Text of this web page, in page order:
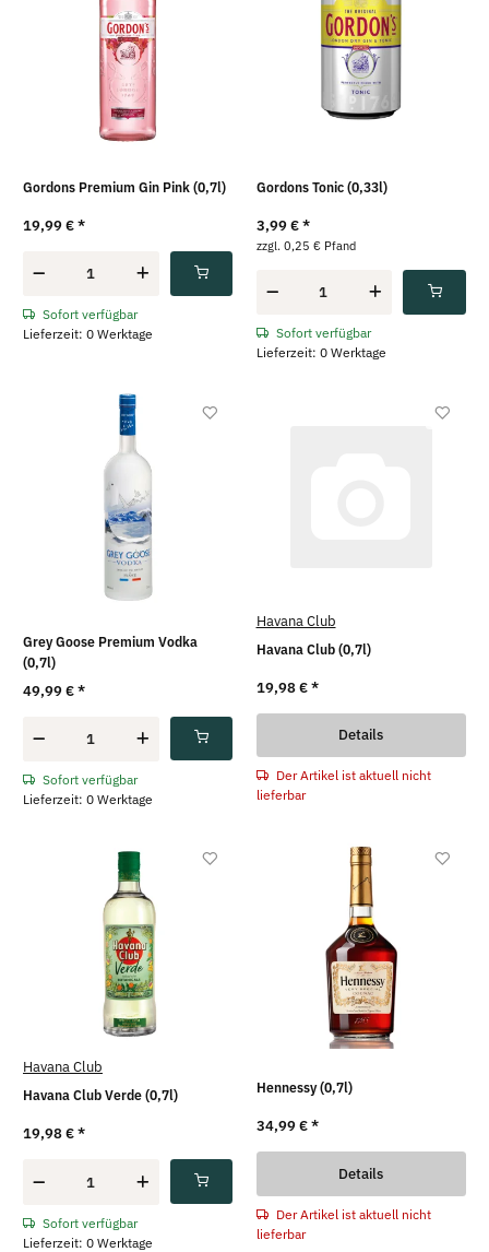
Gordons Premium Gin Pink (0,7l)
19,99 €*
Sofort verfügbar
Lieferzeit: 0 Werktage
Gordons Tonic (0,33l)
3,99 €*
zzgl. 0,25 € Pfand
Sofort verfügbar
Lieferzeit: 0 Werktage
Grey Goose Premium Vodka
(0,7l)
49,99 €*
Sofort verfügbar
Lieferzeit: 0 Werktage
Havana Club
Havana Club (0,7l)
19,98 €*
Details
Der Artikel ist aktuell nicht
lieferbar
Havana Club
Havana Club Verde (0,7l)
19,98 €*
Sofort verfügbar
Lieferzeit: 0 Werktage
Hennessy (0,7l)
34,99 €*
Details
Der Artikel ist aktuell nicht
lieferbar